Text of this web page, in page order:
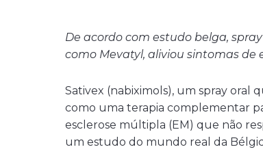
De acordo com estudo belga,
como Mevatyl, aliviou sintomas de
Sativex (nabiximols), um spray oral
como uma terapia complementar
esclerose múltipla (EM) que não
um estudo do mundo real da